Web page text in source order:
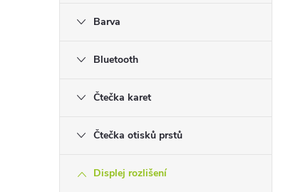
Barva
Bluetooth
Čtečka karet
Čtečka otisků prstů
Displej rozlišení